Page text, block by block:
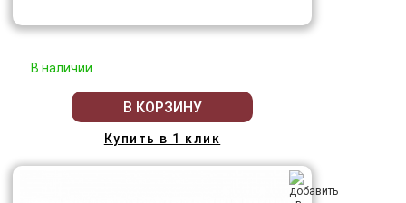
В наличии
В КОРЗИНУ
Купить в 1 клик